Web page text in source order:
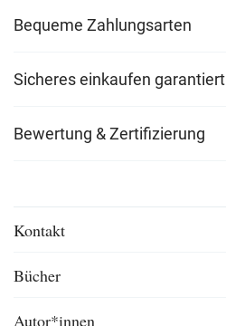
Bequeme Zahlungsarten
Sicheres einkaufen garantiert
Bewertung & Zertifizierung
Kontakt
Bücher
Autor*innen